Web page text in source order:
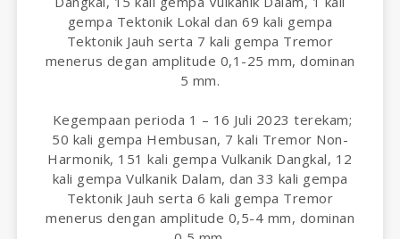
gempa Tektonik Lokal dan 69 kali gempa
Tektonik Jauh serta 7 kali gempa Tremor
menerus degan amplitude 0,1-25 mm, dominan
5 mm.
Kegempaan perioda 1 – 16 Juli 2023 terekam;
50 kali gempa Hembusan, 7 kali Tremor Non-
Harmonik, 151 kali gempa Vulkanik Dangkal, 12
kali gempa Vulkanik Dalam, dan 33 kali gempa
Tektonik Jauh serta 6 kali gempa Tremor
menerus dengan amplitude 0,5-4 mm, dominan